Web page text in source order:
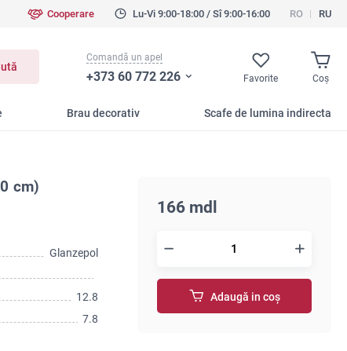
Cooperare Lu-Vi 9:00-18:00 / Sî 9:00-16:00 RO RU
Comandă un apel
+373 60 772 226 Favorite Coş
Brau decorativ Scafe de lumina indirecta
cm)
Glanzepol
12.8
7.8
166 mdl
Adaugă in coş